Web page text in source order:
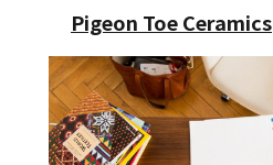
Pigeon Toe Ceramics